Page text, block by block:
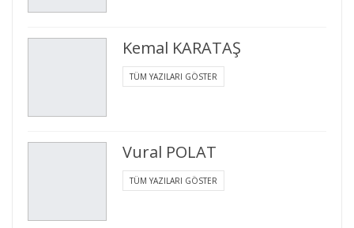
Kemal KARATAŞ
TÜM YAZILARI GÖSTER
Vural POLAT
TÜM YAZILARI GÖSTER